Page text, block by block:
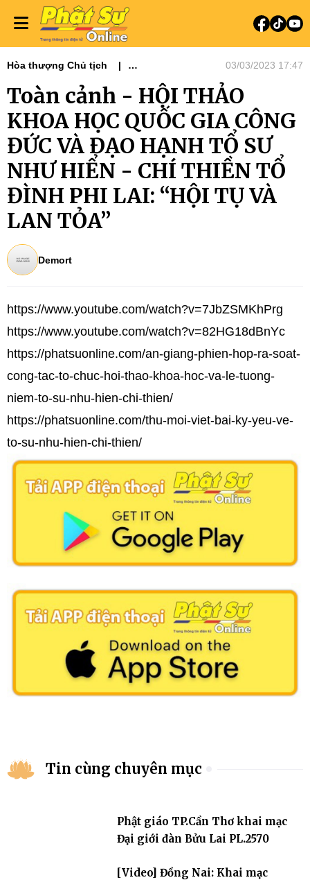
Hòa thượng Chủ tịch
Lịch sử - Nhân vật
Phật học
Tiêu điểm
03/03/2023 17:47
Toàn cảnh - HỘI THẢO
KHOA HỌC QUỐC GIA CÔNG
ĐỨC VÀ ĐẠO HẠNH TỔ SƯ
NHƯ HIỂN - CHÍ THIỀN TỔ
ĐÌNH PHI LAI: “HỘI TỤ VÀ
LAN TỎA”
Demort
https://www.youtube.com/watch?v=7JbZSMKhPrg
https://www.youtube.com/watch?v=82HG18dBnYc
https://phatsuonline.com/an-giang-phien-hop-ra-soat-
cong-tac-to-chuc-hoi-thao-khoa-hoc-va-le-tuong-
niem-to-su-nhu-hien-chi-thien/
https://phatsuonline.com/thu-moi-viet-bai-ky-yeu-ve-
to-su-nhu-hien-chi-thien/
Tin cùng chuyên mục
Phật giáo TP.Cần Thơ khai mạc
Đại giới đàn Bửu Lai PL.2570
[Video] Đồng Nai: Khai mạc